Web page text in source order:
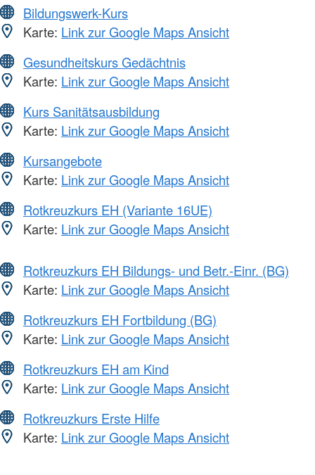
Bildungswerk-Kurs
Karte: Link zur Google Maps Ansicht
Gesundheitskurs Gedächtnis
Karte: Link zur Google Maps Ansicht
Kurs Sanitätsausbildung
Karte: Link zur Google Maps Ansicht
Kursangebote
Karte: Link zur Google Maps Ansicht
Rotkreuzkurs EH (Variante 16UE)
Karte: Link zur Google Maps Ansicht
Rotkreuzkurs EH Bildungs- und Betr.-Einr. (BG)
Karte: Link zur Google Maps Ansicht
Rotkreuzkurs EH Fortbildung (BG)
Karte: Link zur Google Maps Ansicht
Rotkreuzkurs EH am Kind
Karte: Link zur Google Maps Ansicht
Rotkreuzkurs Erste Hilfe
Karte: Link zur Google Maps Ansicht